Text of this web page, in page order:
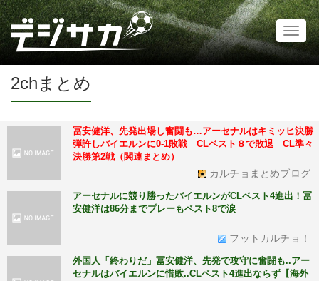
2chまとめ
冨安健洋、先発出場し奮闘も…アーセナルはキミッヒ決勝
弾許しバイエルンに0-1敗戦 CLベスト８で敗退 CL準々
決勝第2戦（関連まとめ）
カルチョまとめブログ
アーセナルに競り勝ったバイエルンがCLベスト4進出！冨
安健洋は86分までプレーもベスト8で涙
フットカルチョ！
外国人「終わりだ」冨安健洋、先発で攻守に奮闘も..アー
セナルはバイエルンに惜敗..CLベスト4進出ならず【海外